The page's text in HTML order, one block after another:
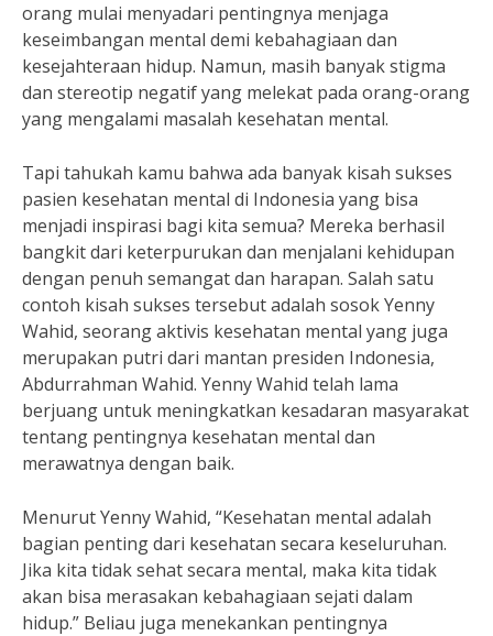
orang mulai menyadari pentingnya menjaga
keseimbangan mental demi kebahagiaan dan
kesejahteraan hidup. Namun, masih banyak stigma
dan stereotip negatif yang melekat pada orang-orang
yang mengalami masalah kesehatan mental.
Tapi tahukah kamu bahwa ada banyak kisah sukses
pasien kesehatan mental di Indonesia yang bisa
menjadi inspirasi bagi kita semua? Mereka berhasil
bangkit dari keterpurukan dan menjalani kehidupan
dengan penuh semangat dan harapan. Salah satu
contoh kisah sukses tersebut adalah sosok Yenny
Wahid, seorang aktivis kesehatan mental yang juga
merupakan putri dari mantan presiden Indonesia,
Abdurrahman Wahid. Yenny Wahid telah lama
berjuang untuk meningkatkan kesadaran masyarakat
tentang pentingnya kesehatan mental dan
merawatnya dengan baik.
Menurut Yenny Wahid, “Kesehatan mental adalah
bagian penting dari kesehatan secara keseluruhan.
Jika kita tidak sehat secara mental, maka kita tidak
akan bisa merasakan kebahagiaan sejati dalam
hidup.” Beliau juga menekankan pentingnya